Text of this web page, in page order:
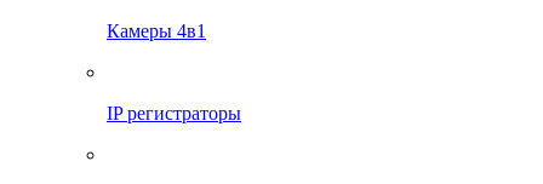
Камеры 4в1
IP регистраторы